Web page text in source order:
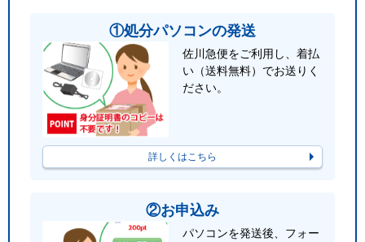
①処分パソコンの発送
佐川急便をご利用し、着払
い（送料無料）でお送りく
ださい。
詳しくはこちら
②お申込み
パソコンを発送後、フォー